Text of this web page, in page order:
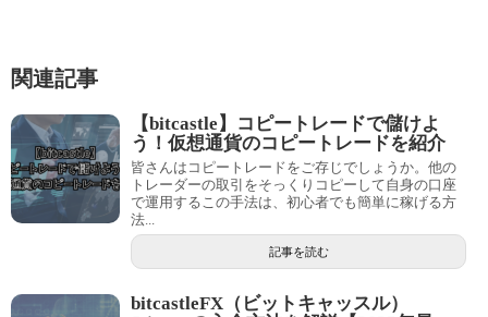
関連記事
【bitcastle】コピートレードで儲けよ
う！仮想通貨のコピートレードを紹介
皆さんはコピートレードをご存じでしょうか。他の
トレーダーの取引をそっくりコピーして自身の口座
で運用するこの手法は、初心者でも簡単に稼げる方
法...
記事を読む
bitcastleFX（ビットキャッスル）